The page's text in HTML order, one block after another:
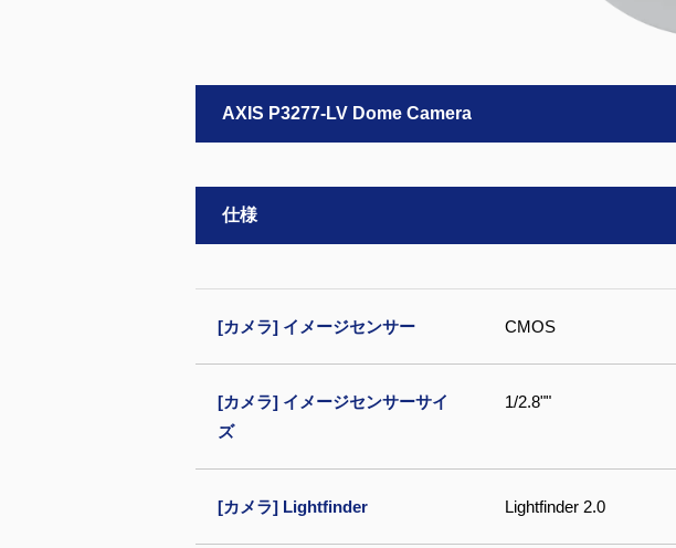
AXIS P3277-LV Dome Camera
仕様
[カメラ] イメージセンサー CMOS
[カメラ] イメージセンサーサイ
ズ
1/2.8""
[カメラ] Lightfinder Lightfinder 2.0